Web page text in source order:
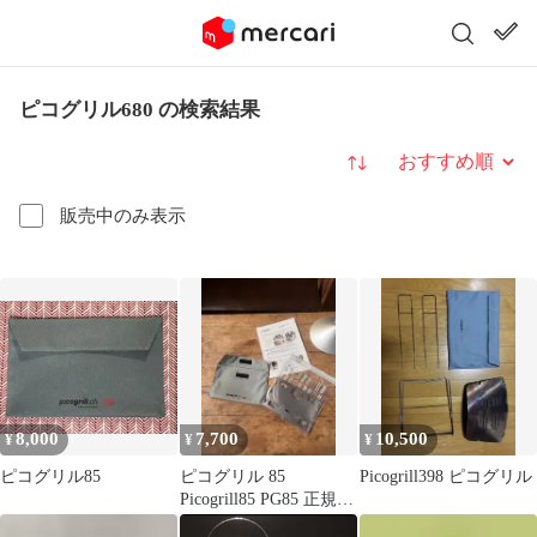
ピコグリル680 の検索結果
販売中のみ表示
並び替え
¥8,000
ピコグリル85
¥ 7,700
ピコグリル 85
Picogrill85 PG85 正規販
売店商品未使用品
¥ 10,500
Picogrill398 ピコグリル